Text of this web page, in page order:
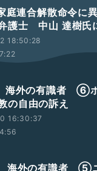
庭連合解散命令に
護士 中山 達樹氏
18:50:28
外の有識者 ⑥ポ
の自由の訴え
16:30:37
外の有識者 ⑤ニ